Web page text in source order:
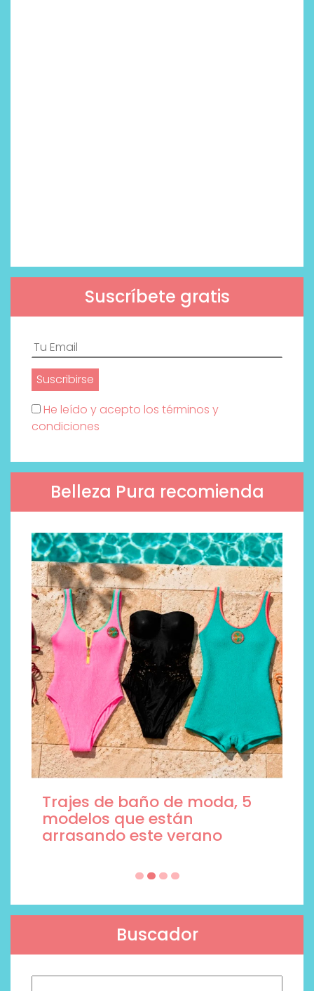
Suscríbete gratis
He leído y acepto los términos y
condiciones
Belleza Pura recomienda
Trajes de baño de moda, 5
modelos que están
arrasando este verano
Buscador